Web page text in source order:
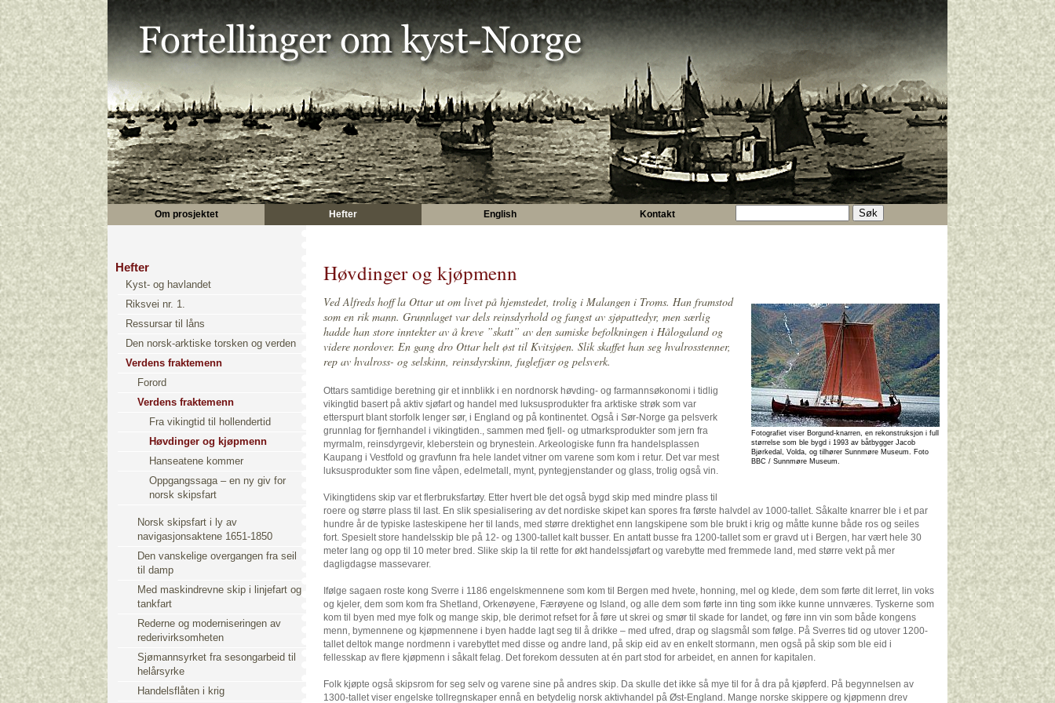
Om prosjektet Hefter English Kontakt
Høvdinger og kjøpmenn
Fotografiet viser Borgund-knarren, en rekonstruksjon i full
størrelse som ble bygd i 1993 av båtbygger Jacob
Bjørkedal, Volda, og tilhører Sunnmøre Museum. Foto
BBC / Sunnmøre Museum.
Ved Alfreds hoff la Ottar ut om livet på hjemstedet, trolig i Malangen i Troms. Han framstod
som en rik mann. Grunnlaget var dels reinsdyrhold og fangst av sjøpattedyr, men særlig
hadde han store inntekter av å kreve ”skatt” av den samiske befolkningen i Hålogaland og
videre nordover. En gang dro Ottar helt øst til Kvitsjøen. Slik skaffet han seg hvalrosstenner,
rep av hvalross- og selskinn, reinsdyrskinn, fuglefjær og pelsverk.
Ottars samtidige beretning gir et innblikk i en nordnorsk høvding- og farmannsøkonomi i tidlig
vikingtid basert på aktiv sjøfart og handel med luksusprodukter fra arktiske strøk som var
etterspurt blant storfolk lenger sør, i England og på kontinentet. Også i Sør-Norge ga pelsverk
grunnlag for fjernhandel i vikingtiden., sammen med fjell- og utmarksprodukter som jern fra
myrmalm, reinsdyrgevir, kleberstein og brynestein. Arkeologiske funn fra handelsplassen
Kaupang i Vestfold og gravfunn fra hele landet vitner om varene som kom i retur. Det var mest
luksusprodukter som fine våpen, edelmetall, mynt, pyntegjenstander og glass, trolig også vin.
Vikingtidens skip var et flerbruksfartøy. Etter hvert ble det også bygd skip med mindre plass til
roere og større plass til last. En slik spesialisering av det nordiske skipet kan spores fra første halvdel av 1000-tallet. Såkalte knarrer ble i et par
hundre år de typiske lasteskipene her til lands, med større drektighet enn langskipene som ble brukt i krig og måtte kunne både ros og seiles
fort. Spesielt store handelsskip ble på 12- og 1300-tallet kalt busser. En antatt busse fra 1200-tallet som er gravd ut i Bergen, har vært hele 30
meter lang og opp til 10 meter bred. Slike skip la til rette for økt handelssjøfart og varebytte med fremmede land, med større vekt på mer
dagligdagse massevarer.
Ifølge sagaen roste kong Sverre i 1186 engelskmennene som kom til Bergen med hvete, honning, mel og klede, dem som førte dit lerret, lin voks
og kjeler, dem som kom fra Shetland, Orkenøyene, Færøyene og Island, og alle dem som førte inn ting som ikke kunne unnværes. Tyskerne som
kom til byen med mye folk og mange skip, ble derimot refset for å føre ut skrei og smør til skade for landet, og føre inn vin som både kongens
menn, bymennene og kjøpmennene i byen hadde lagt seg til å drikke – med ufred, drap og slagsmål som følge. På Sverres tid og utover 1200-
tallet deltok mange nordmenn i varebyttet med disse og andre land, på skip eid av en enkelt stormann, men også på skip som ble eid i
fellesskap av flere kjøpmenn i såkalt felag. Det forekom dessuten at én part stod for arbeidet, en annen for kapitalen.
Folk kjøpte også skipsrom for seg selv og varene sine på andres skip. Da skulle det ikke så mye til for å dra på kjøpferd. På begynnelsen av
1300-tallet viser engelske tollregnskaper ennå en betydelig norsk aktivhandel på Øst-England. Mange norske skippere og kjøpmenn drev
Hefter
Kyst- og havlandet
Riksvei nr. 1.
Ressursar til låns
Den norsk-arktiske torsken og verden
Verdens fraktemenn
Forord
Verdens fraktemenn
Fra vikingtid til hollendertid
Høvdinger og kjøpmenn
Hanseatene kommer
Oppgangssaga – en ny giv for
norsk skipsfart
Norsk skipsfart i ly av
navigasjonsaktene 1651-1850
Den vanskelige overgangen fra seil
til damp
Med maskindrevne skip i linjefart og
tankfart
Rederne og moderniseringen av
rederivirksomheten
Sjømannsyrket fra sesongarbeid til
helårsyrke
Handelsflåten i krig